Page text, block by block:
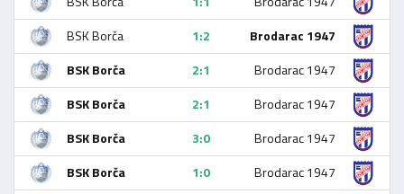
BSK Borča
1:2
Brodarac 1947
BSK Borča
2:1
Brodarac 1947
BSK Borča
2:1
Brodarac 1947
BSK Borča
3:0
Brodarac 1947
BSK Borča
1:0 Brodarac 1947